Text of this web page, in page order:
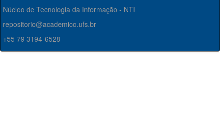
Núcleo de Tecnologia da Informação - NTI
repositorio@academico.ufs.br
+55 79 3194-6528